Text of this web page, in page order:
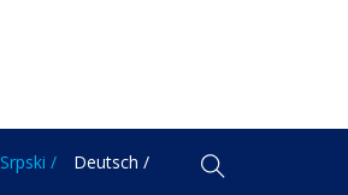
Srpski / Deutsch /